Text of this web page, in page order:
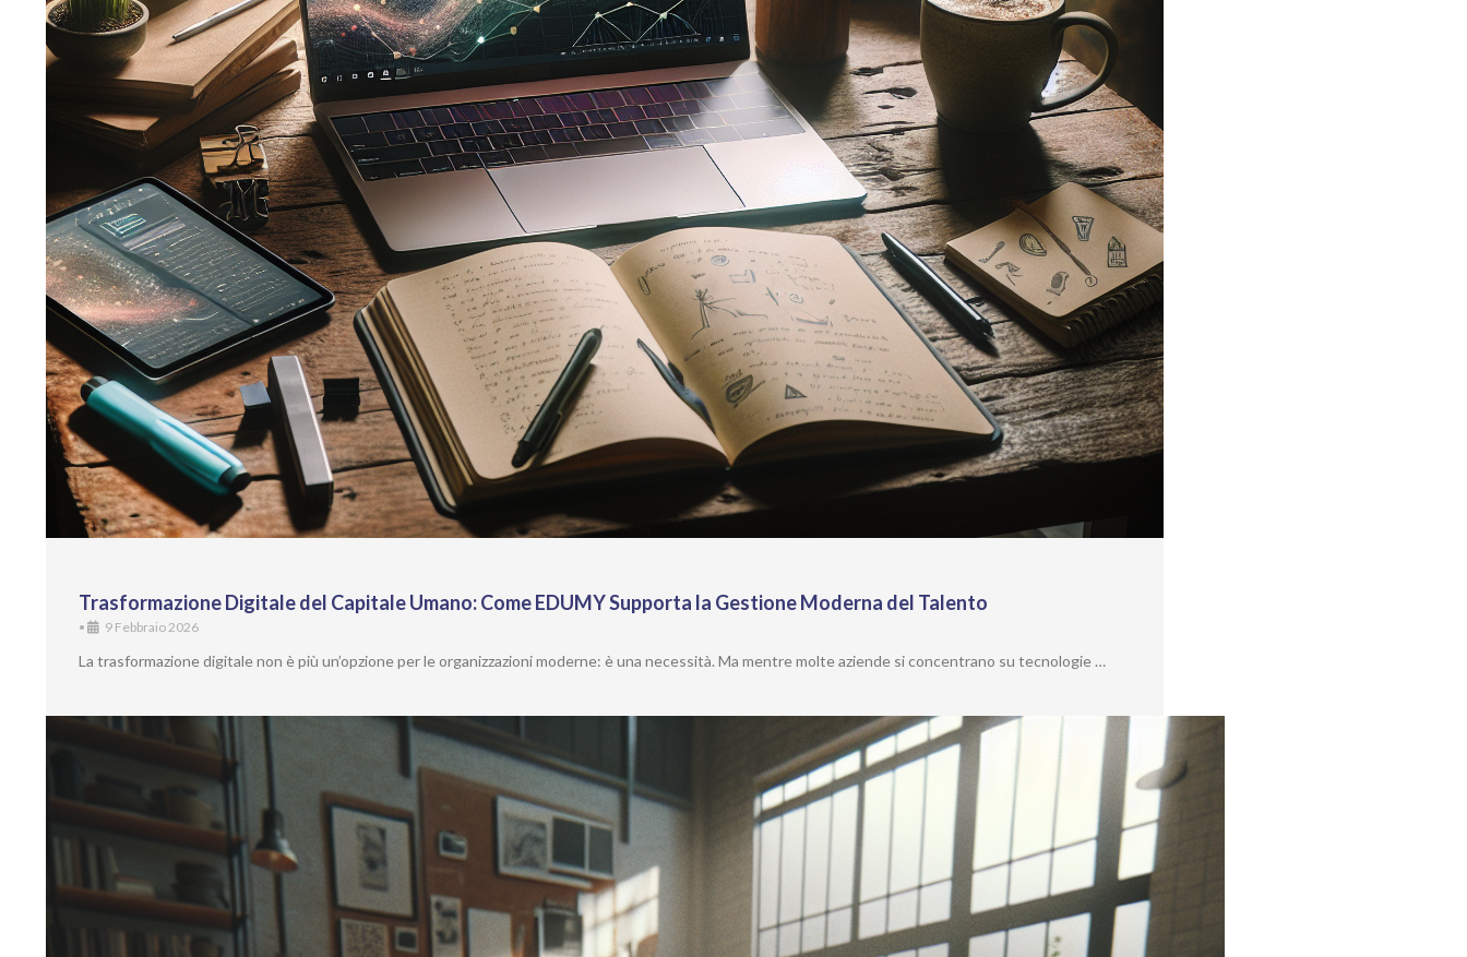
Trasformazione Digitale del Capitale Umano: Come EDUMY Supporta la Gestione Moderna del Talento
• 9 Febbraio 2026
La trasformazione digitale non è più un’opzione per le organizzazioni moderne: è una necessità. Ma mentre molte aziende si concentrano su tecnologie …